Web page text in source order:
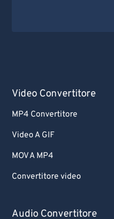
Video Convertitore
MP4 Convertitore
Video A GIF
MOV A MP4
Convertitore video
Audio Convertitore